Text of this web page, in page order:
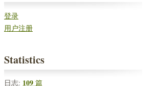
登录
用户注册
Statistics
日志: 109 篇